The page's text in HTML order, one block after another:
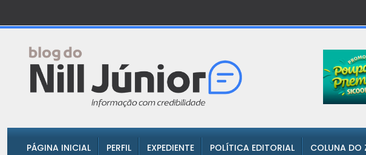
PÁGINA INICIAL PERFIL EXPEDIENTE POLÍTICA EDITORIAL COLUNA DO